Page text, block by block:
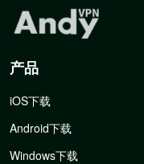
产品
iOS下载
Android下载
Windows下载